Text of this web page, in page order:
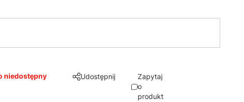
niedostępny Udostępnij
Zapytaj
o
produkt